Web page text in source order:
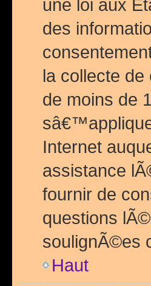
une loi aux
des
la collecte
de moins de
Internet
assistance
fournir de
questions
soulignÃ©es
Haut